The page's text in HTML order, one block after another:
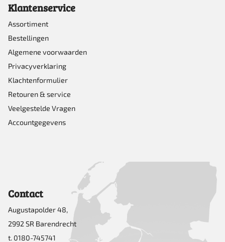
Klantenservice
Assortiment
Bestellingen
Algemene voorwaarden
Privacyverklaring
Klachtenformulier
Retouren & service
Veelgestelde Vragen
Accountgegevens
Contact
Augustapolder 48,
2992 SR Barendrecht
t. 0180-745741